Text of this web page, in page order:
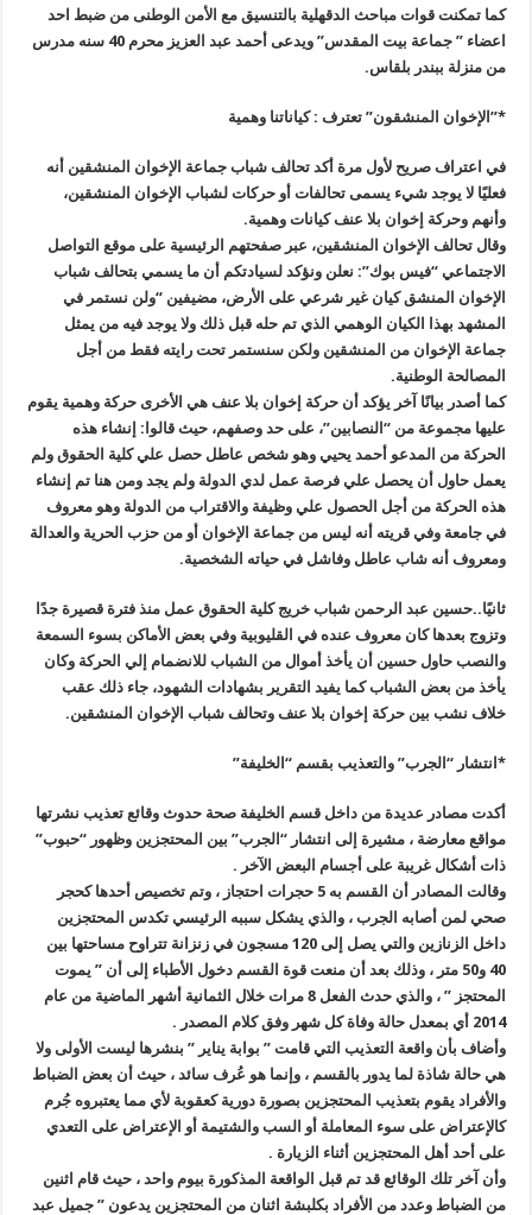
كما تمكنت قوات مباحث الدقهلية بالتنسيق مع الأمن الوطنى من ضبط احد
اعضاء ” جماعة بيت المقدس” ويدعى أحمد عبد العزيز محرم 40 سنه مدرس
من منزلة ببندر بلقاس.
*”الإخوان المنشقون” تعترف : كياناتنا وهمية
في اعتراف صريح لأول مرة أكد تحالف شباب جماعة الإخوان المنشقين أنه
فعليًا لا يوجد شيء يسمى تحالفات أو حركات لشباب الإخوان المنشقين،
وأنهم وحركة إخوان بلا عنف كيانات وهمية.
وقال تحالف الإخوان المنشقين، عبر صفحتهم الرئيسية على موقع التواصل
الاجتماعي “فيس بوك”: نعلن ونؤكد لسيادتكم أن ما يسمي بتحالف شباب
الإخوان المنشق كيان غير شرعي على الأرض، مضيفين “ولن نستمر في
المشهد بهذا الكيان الوهمي الذي تم حله قبل ذلك ولا يوجد فيه من يمثل
جماعة الإخوان من المنشقين ولكن سنستمر تحت رايته فقط من أجل
المصالحة الوطنية.
كما أصدر بيانًا آخر يؤكد أن حركة إخوان بلا عنف هي الأخرى حركة وهمية يقوم
عليها مجموعة من “النصابين”، على حد وصفهم، حيث قالوا: إنشاء هذه
الحركة من المدعو أحمد يحيي وهو شخص عاطل حصل علي كلية الحقوق ولم
يعمل حاول أن يحصل علي فرصة عمل لدي الدولة ولم يجد ومن هنا تم إنشاء
هذه الحركة من أجل الحصول علي وظيفة والاقتراب من الدولة وهو معروف
في جامعة وفي قريته أنه ليس من جماعة الإخوان أو من حزب الحرية والعدالة
ومعروف أنه شاب عاطل وفاشل في حياته الشخصية.
ثانيًا..حسين عبد الرحمن شباب خريج كلية الحقوق عمل منذ فترة قصيرة جدًا
وتزوج بعدها كان معروف عنده في القليوبية وفي بعض الأماكن بسوء السمعة
والنصب حاول حسين أن يأخذ أموال من الشباب للانضمام إلي الحركة وكان
يأخذ من بعض الشباب كما يفيد التقرير بشهادات الشهود، جاء ذلك عقب
خلاف نشب بين حركة إخوان بلا عنف وتحالف شباب الإخوان المنشقين.
*انتشار “الجرب” والتعذيب بقسم “الخليفة”
أكدت مصادر عديدة من داخل قسم الخليفة صحة حدوث وقائع تعذيب نشرتها
مواقع معارضة ، مشيرة إلى انتشار “الجرب” بين المحتجزين وظهور “حبوب”
ذات أشكال غريبة على أجسام البعض الآخر .
وقالت المصادر أن القسم به 5 حجرات احتجاز ، وتم تخصيص أحدها كحجر
صحي لمن أصابه الجرب ، والذي يشكل سببه الرئيسي تكدس المحتجزين
داخل الزنازين والتي يصل إلى 120 مسجون في زنزانة تتراوح مساحتها بين
40 و50 متر ، وذلك بعد أن منعت قوة القسم دخول الأطباء إلى أن ” يموت
المحتجز ” ، والذي حدث الفعل 8 مرات خلال الثمانية أشهر الماضية من عام
2014 أي بمعدل حالة وفاة كل شهر وفق كلام المصدر .
وأضاف بأن واقعة التعذيب التي قامت ” بوابة يناير ” بنشرها ليست الأولى ولا
هي حالة شاذة لما يدور بالقسم ، وإنما هو عُرف سائد ، حيث أن بعض الضباط
والأفراد يقوم بتعذيب المحتجزين بصورة دورية كعقوبة لأي مما يعتبروه جُرم
كالإعتراض على سوء المعاملة أو السب والشتيمة أو الإعتراض على التعدي
على أحد أهل المحتجزين أثناء الزيارة .
وأن آخر تلك الوقائع قد تم قبل الواقعة المذكورة بيوم واحد ، حيث قام اثنين
من الضباط وعدد من الأفراد بكلبشة اثنان من المحتجزين يدعون ” جميل عبد